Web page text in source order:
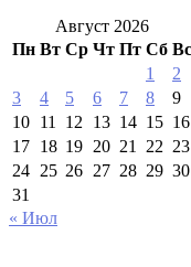
Август 2026
Пн Вт Ср Чт Пт Сб Вс
1
2
3
4 5 6 7 8
9
10 11 12 13 14 15 16
17 18 19 20 21 22 23
24 25 26 27 28 29 30
31
« Июл